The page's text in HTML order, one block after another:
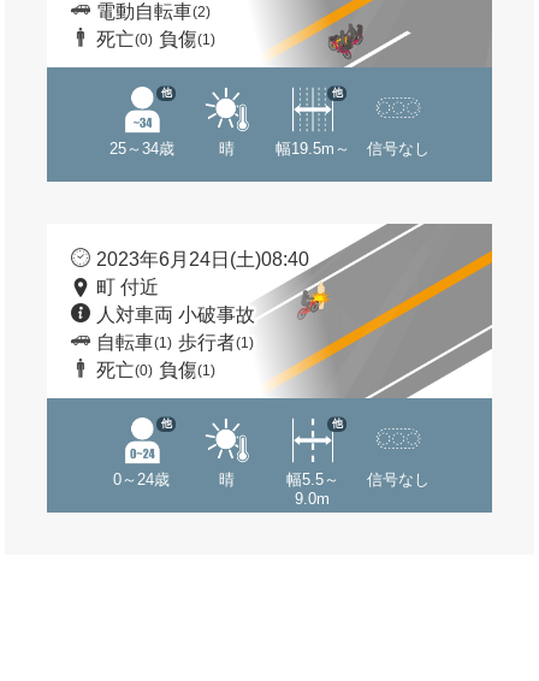
電動自転車(2)
死亡(0) 負傷(1)
25～34歳
他
晴 幅19.5m～
他
信号なし
2023年6月24日(土)08:40
町 付近
人対車両 小破事故
自転車(1) 歩行者(1)
死亡(0) 負傷(1)
0～24歳
他
晴
幅5.5～
9.0m
他
信号なし